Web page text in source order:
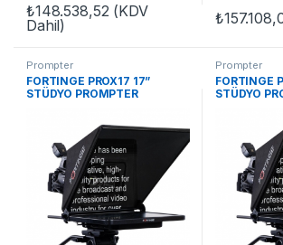
₺148.538,52 (KDV
Dahil)
₺
Prompter
FORTINGE PROX17 17”
STÜDYO PROMPTER
Prompter
FORTINGE
STÜDYO